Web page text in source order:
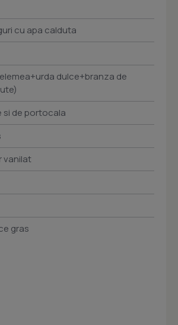
cu apa calduta
dulce+branza de
si de portocala
vanilat
gras